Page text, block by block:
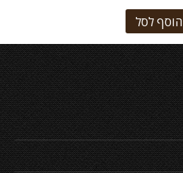
הוסף לסל